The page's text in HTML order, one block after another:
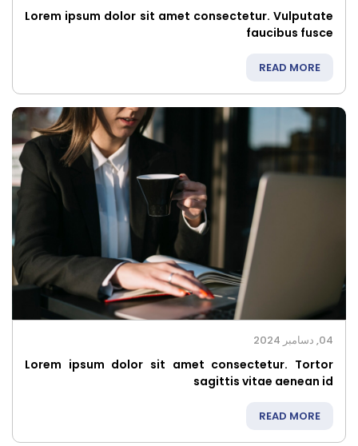
Lorem ipsum dolor sit amet consectetur. Vulputate
faucibus fusce
READ MORE
04, دسامبر 2024
Lorem ipsum dolor sit amet consectetur. Tortor
sagittis vitae aenean id
READ MORE